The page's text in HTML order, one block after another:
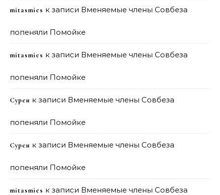
mitasmies к записи Вменяемые члены Совбеза
попеняли Помойке
mitasmies к записи Вменяемые члены Совбеза
попеняли Помойке
Сурен к записи Вменяемые члены Совбеза
попеняли Помойке
Сурен к записи Вменяемые члены Совбеза
попеняли Помойке
mitasmies к записи Вменяемые члены Совбеза